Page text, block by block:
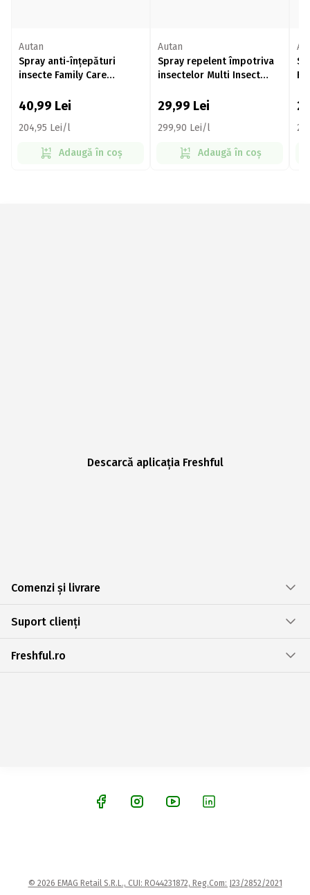
Autan
Spray anti-înțepături
insecte Family Care
40,99 Lei
204,95 Lei/l
Adaugă în coș
Autan
Spray repelent împotriva
insectelor Multi Insect
29,99 Lei
299,90 Lei/l
Adaugă în coș
Descarcă aplicația Freshful
Comenzi și livrare
Suport clienți
Freshful.ro
© 2026 EMAG Retail S.R.L., CUI: RO44231872, Reg.Com: J23/2852/2021